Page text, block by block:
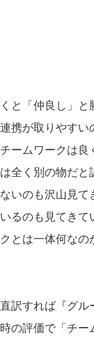
と「仲良し」と
携が取りやす
ームワークは
全く別の物だ
いのも沢山見
るのも見てきて
とは一体何な
訳すれば『グ
の評価で「チ